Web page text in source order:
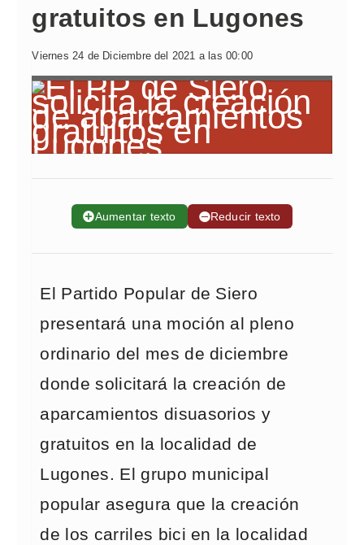
gratuitos en Lugones
Viernes 24 de Diciembre del 2021 a las 00:00
➕Aumentar texto ➖Reducir texto
El Partido Popular de Siero
presentará una moción al pleno
ordinario del mes de diciembre
donde solicitará la creación de
aparcamientos disuasorios y
gratuitos en la localidad de
Lugones. El grupo municipal
popular asegura que la creación
de los carriles bici en la localidad